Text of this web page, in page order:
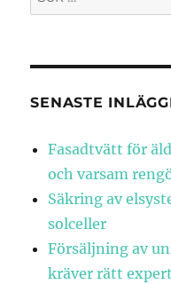
efter:
SENASTE
Fasadtvätt för
och varsam
Säkring av
solceller
Försäljning av
kräver rätt